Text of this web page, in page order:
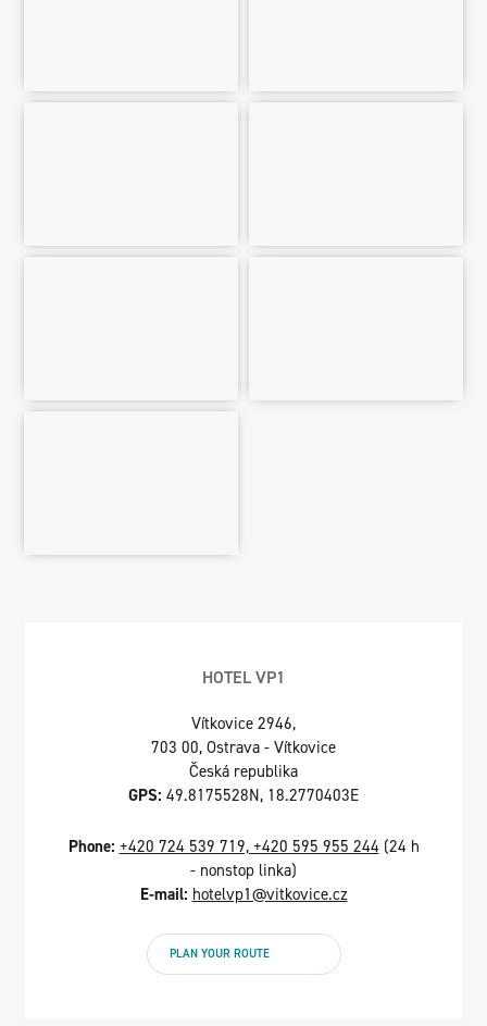
HOTEL VP1
Vítkovice 2946,
703 00, Ostrava - Vítkovice
Česká republika
GPS: 49.8175528N, 18.2770403E
Phone: +420 724 539 719, +420 595 955 244 (24 h
- nonstop linka)
E-mail: hotelvp1@vitkovice.cz
PLAN YOUR ROUTE